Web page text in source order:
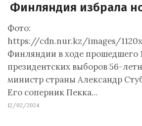
Финляндия избрала
Фото:
https://cdn.nur.kz/images/
Финляндии в ходе прошедшего
президентских выборов 56-
министр страны Александр
Его соперник Пекка…
12/02/2024